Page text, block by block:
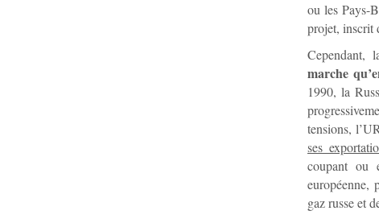
ou les Pays-
projet, inscrit
Cependant,
marche
1990, la
tensions,
ses
coupant ou
européenne,
gaz russe et